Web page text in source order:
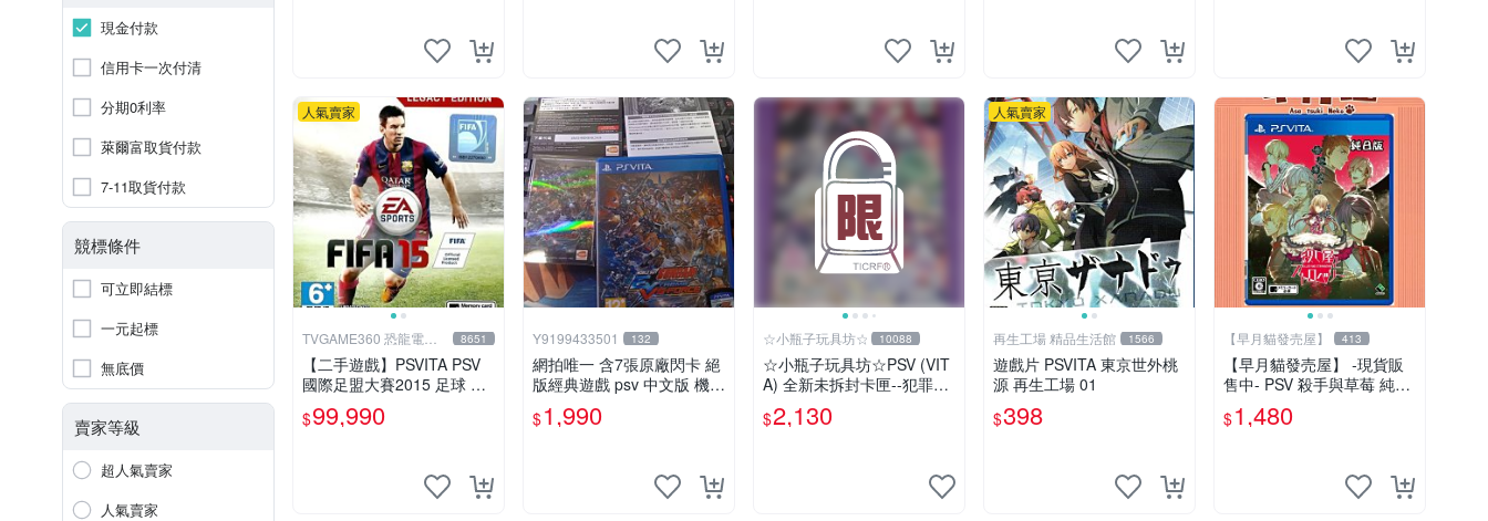
現金付款
信用卡一次付清
分期0利率
萊爾富取貨付款
7-11取貨付款
競標條件
可立即結標
一元起標
無底價
賣家等級
超人氣賣家
人氣賣家
人氣賣家
TVGAME360 恐龍電玩- 8651
【二手遊戲】PSVITA PSV
國際足盟大賽2015 足球 世
界盃 FIFA 15 英文版【台中
恐龍電玩】
$99,990
Y9199433501 132
網拍唯一 含7張原廠閃卡 絕
版經典遊戲 psv 中文版 機動
戰士 鋼彈 極限VS. FORCE
$1,990
☆小瓶子玩具坊☆ 10088
☆小瓶子玩具坊☆PSV (VIT
A) 全新未拆封卡匣--犯罪少
女2《Criminal Girls 2》限
定版 (日版)
$2,130
人氣賣家
再生工場 精品生活館 1566
遊戲片 PSVITA 東京世外桃
源 再生工場 01
$398
【早月貓發売屋】 413
【早月貓發売屋】 -現貨販
售中- PSV 殺手與草莓 純日
版 日文版 ※戀愛×懸疑※ 戀
愛ADV遊戲
$1,480